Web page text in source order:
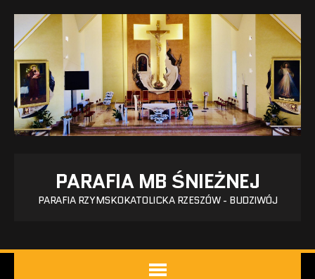
PARAFIA MB ŚNIEŻNEJ
PARAFIA RZYMSKOKATOLICKA RZESZÓW - BUDZIWÓJ